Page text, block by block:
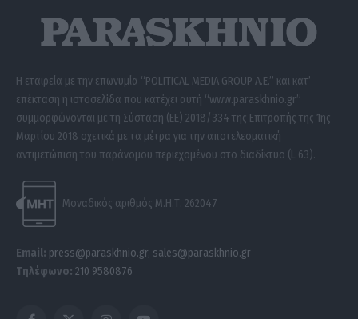
Η εταιρεία με την επωνυμία “POLITICAL MEDIA GROUP A.E.” και κατ’
επέκταση η ιστοσελίδα που κατέχει αυτή “www.paraskhnio.gr”
συμμορφώνονται με τη Σύσταση (ΕΕ) 2018/334 της Επιτροπής της 1ης
Μαρτίου 2018 σχετικά με τα μέτρα για την αποτελεσματική
αντιμετώπιση του παράνομου περιεχομένου στο διαδίκτυο (L 63).
Μοναδικός αριθμός Μ.Η.Τ. 262047
Email: press@paraskhnio.gr, sales@paraskhnio.gr
Τηλέφωνο: 210 9580876